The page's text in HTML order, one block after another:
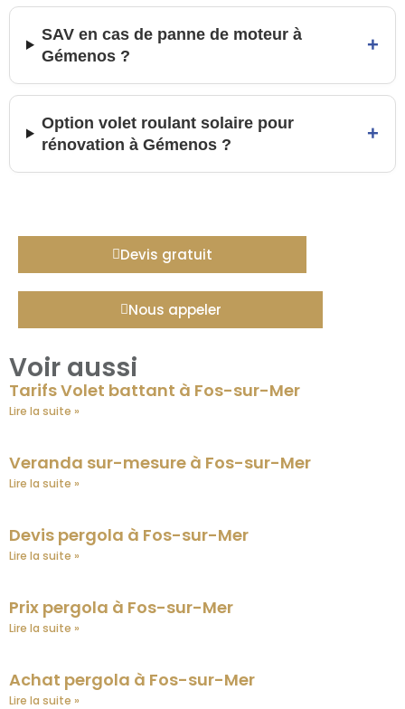
SAV en cas de panne de moteur à
Gémenos ?
+
Option volet roulant solaire pour
rénovation à Gémenos ?
+
Devis gratuit
Nous appeler
Voir aussi
Tarifs Volet battant à Fos-sur-Mer
Lire la suite »
Veranda sur-mesure à Fos-sur-Mer
Lire la suite »
Devis pergola à Fos-sur-Mer
Lire la suite »
Prix pergola à Fos-sur-Mer
Lire la suite »
Achat pergola à Fos-sur-Mer
Lire la suite »